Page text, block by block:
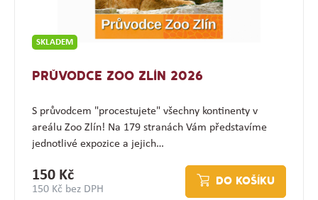
SKLADEM
PRŮVODCE ZOO ZLÍN 2026
S průvodcem "procestujete" všechny kontinenty v
areálu Zoo Zlín! Na 179 stranách Vám představíme
jednotlivé expozice a jejich…
150 Kč
150 Kč bez DPH
DO KOŠÍKU